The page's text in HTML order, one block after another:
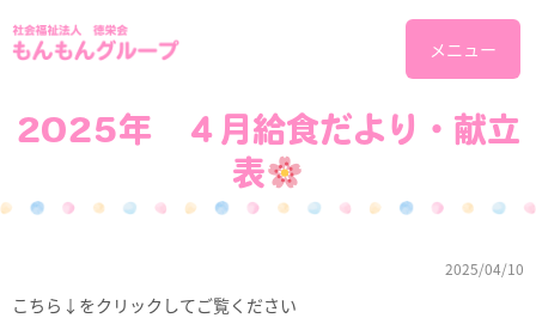
メニュー
2025年 ４月給食だより・献立
表
2025/04/10
こちら↓をクリックしてご覧ください